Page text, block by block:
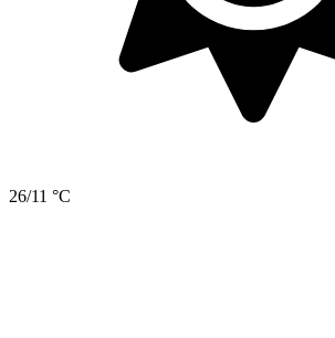
26/11 °C